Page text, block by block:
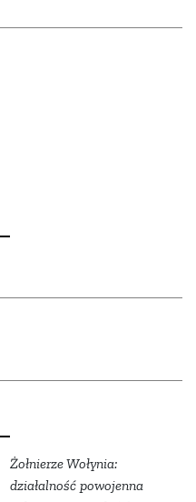
Żołnierze Wołynia:
działalność powojenna